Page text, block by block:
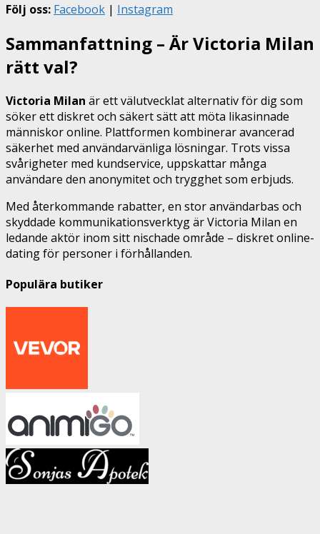
Följ oss: Facebook | Instagram
Sammanfattning – Är Victoria Milan
rätt val?
Victoria Milan är ett välutvecklat alternativ för dig som
söker ett diskret och säkert sätt att möta likasinnade
människor online. Plattformen kombinerar avancerad
säkerhet med användarvänliga lösningar. Trots vissa
svårigheter med kundservice, uppskattar många
användare den anonymitet och trygghet som erbjuds.
Med återkommande rabatter, en stor användarbas och
skyddade kommunikationsverktyg är Victoria Milan en
ledande aktör inom sitt nischade område – diskret online-
dating för personer i förhållanden.
Populära butiker